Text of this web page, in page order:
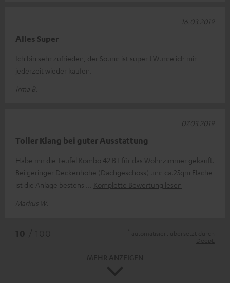
Alles Super
Ich bin sehr zufrieden, der Sound ist super ! Würde ich mir
jederzeit wieder kaufen.
Irma B.
16.03.2019
Toller Klang bei guter Ausstattung
Habe mir die Teufel Kombo 42 BT für das Wohnzimmer gekauft.
Bei geringer Deckenhöhe (Dachgeschoss) und ca.25qm Fläche
ist die Anlage bestens
Komplette Bewertung lesen
Markus W.
07.03.2019